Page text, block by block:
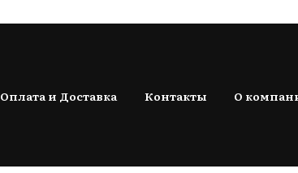
Оплата и Доставка Контакты О